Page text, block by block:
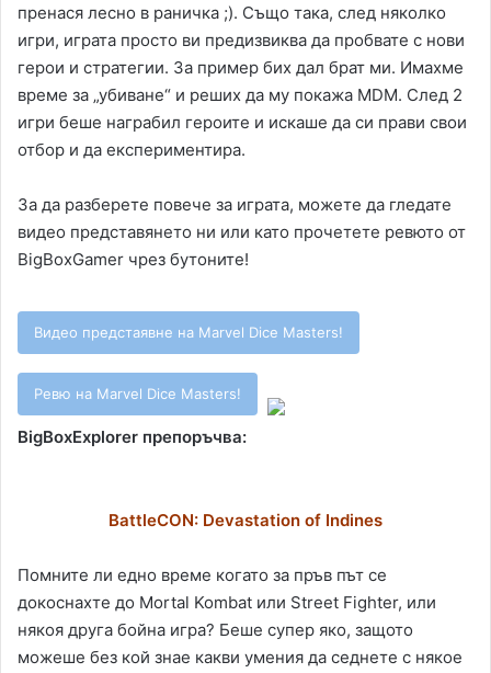
пренася лесно в раничка ;). Също така, след няколко
игри, играта просто ви предизвиква да пробвате с нови
герои и стратегии. За пример бих дал брат ми. Имахме
време за „убиване“ и реших да му покажа MDM. След 2
игри беше награбил героите и искаше да си прави свои
отбор и да експериментира.
За да разберете повече за играта, можете да гледате
видео представянето ни или като прочетете ревюто от
BigBoxGamer чрез бутоните!
Видео предстаявне на Marvel Dice Masters!
Ревю на Marvel Dice Masters!
BigBoxExplorer препоръчва:
BattleCON: Devastation of Indines
Помните ли едно време когато за пръв път се
докоснахте до Mortal Kombat или Street Fighter, или
някоя друга бойна игра? Беше супер яко, защото
можеше без кой знае какви умения да седнете с някое